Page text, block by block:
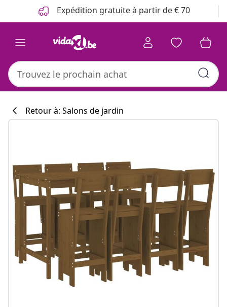
Expédition gratuite à partir de € 70
Retour à: Salons de jardin